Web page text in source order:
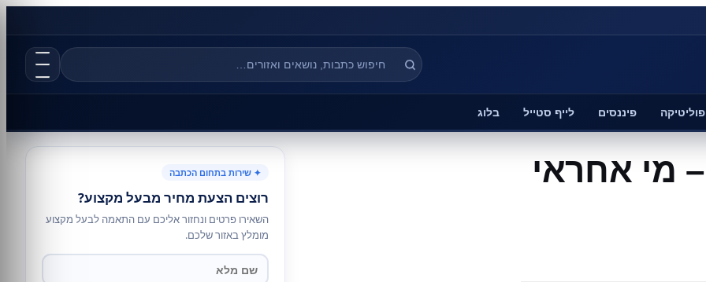
פוליטיקה פיננסים לייף סטייל בלוג
מי אחראי
✦ שירות בתחום הכתבה
רוצים הצעת מחיר מבעל מקצוע?
השאירו פרטים ונחזור אליכם עם התאמה לבעל מקצוע
מומלץ באזור שלכם.